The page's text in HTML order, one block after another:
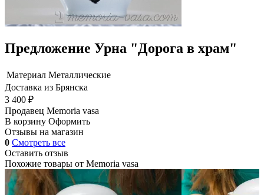
Предложение Урна "Дорога в храм"
Материал Металлические
Доставка из Брянска
3 400 ₽
Продавец Memoria vasa
В корзину Оформить
Отзывы на магазин
0 Смотреть все
Оставить отзыв
Похожие товары от Memoria vasa